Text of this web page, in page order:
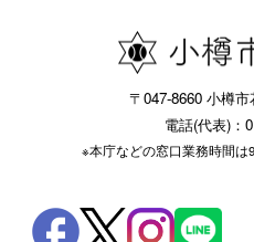
〒047-8660 小樽
電話(代表)：
※本庁などの窓口業務時間は